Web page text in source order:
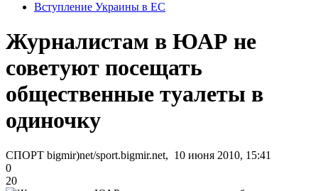
Вступление Украины в ЕС
Журналистам в ЮАР не
советуют посещать
общественные туалеты в
одиночку
СПОРТ bigmir)net/sport.bigmir.net, 10 июня 2010, 15:41
0
20